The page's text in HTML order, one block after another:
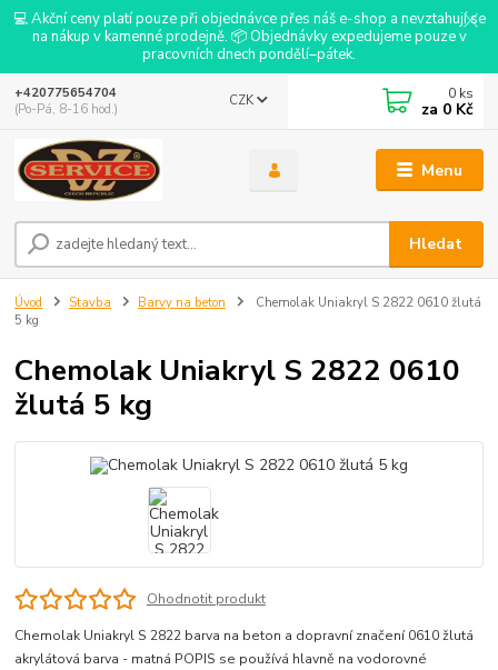
💻 Akční ceny platí pouze při objednávce přes náš e-shop a nevztahují se
na nákup v kamenné prodejně. 📦 Objednávky expedujeme pouze v
pracovních dnech pondělí–pátek.
Menu
CZK
Hledat
+420775654704
(Po-Pá, 8-16 hod.)
0 ks
za 0 Kč
Úvod Stavba Barvy na beton
Chemolak Uniakryl S 2822 0610 žlutá
5 kg
Chemolak Uniakryl S 2822 0610
žlutá 5 kg
Ohodnotit produkt
Chemolak Uniakryl S 2822 barva na beton a dopravní značení 0610 žlutá
akrylátová barva - matná POPIS se používá hlavně na vodorovné